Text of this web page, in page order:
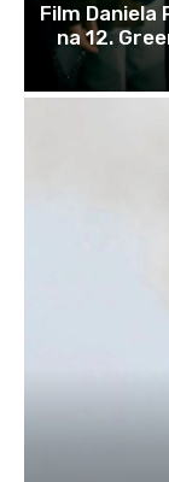
Film Daniela
na 12.